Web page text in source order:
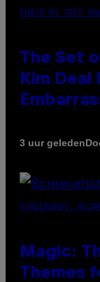
PHOTO BY JEFF
The Set
Kim Deal
3 uur geleden
SCREENSHOT:
Magic:
Themes